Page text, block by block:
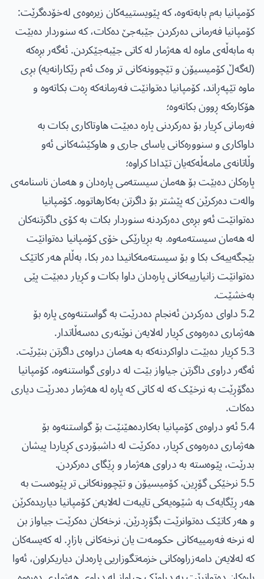
کۆمپانیا بەم بابەتەوە، کە پێویستییەکان زیرەوەی لەخۆدەگرێت:
کۆمپانیا فەرمانی دەرکردن جێبەجێ دەکات، کە سنوردار دەبێت
بە مابەڵەی ماوە لە هەژمار لە کاتی جێبەجێکردن. ئەگەر بڕەکە
(لەگەڵ کۆمیسیۆن و تێچوونەکانی تر وەک ئەم رێکارانەیە) بڕی
ماوە تێپەڕاند، کۆمپانیا دەتوانێت فەرمانەکە ڕەت بکاتەوە و
هۆکارەکە ڕوون بکاتەوە؛
فەرمانی کڕیار بۆ دەرکردنی پارە دەبێت هاوتاکاری بکات بە
داواکاری و سنوورەکانی یاسای جاری و هاوکێشەکانی ئەو
وڵاتانەی مامەڵەکەیان تێدادا کراوە؛
پارەکان دەبێت بۆ هەمان سیستەمی پارەدان و هەمان ناسنامەی
والەت دەرکرێن کە پێشتر بۆ داگرتن بەکارهاتووە. کۆمپانیا
دەتوانێت ئەو بڕەی دەرکردنە سنوردار بکات بە کۆی داگرتنەکان
لە هەمان سیستەمەوە. بە بڕیارێکی خۆی کۆمپانیا دەتوانێت
بێجگەییەک بکا و بۆ سیستەمەکانیدا دەر بکا، بەڵام هەر کاتێک
دەتوانێت زانیارییەکانی پارەدان داوا بکات و کڕیار دەبێت پێی
بەخشێت.
5.2 داوای دەرکردن ئەنجام دەدرێت بە گواستنەوەی پارە بۆ
هەژماری دەرەوەی کڕیار لەلایەن نوێنەری دەسەڵاتدار.
5.3 کڕیار دەبێت داواکردنەکە بە هەمان دراوەی داگرتن بنێرێت.
ئەگەر دراوی داگرتن جیاواز بێت لە دراوی گواستنەوە، کۆمپانیا
دەگۆڕێت بە نرخێک کە لە کاتی کە پارە لە هەژمار دەدرێت دیاری
دەکات.
5.4 ئەو دراوەی کۆمپانیا بەکاردەهێنێت بۆ گواستنەوە بۆ
هەژماری دەرەوەی کڕیار، دەکرێت لە داشبۆردی کڕیاردا پیشان
بدرێت، پێوەستە بە دراوی هەژمار و ڕێگای دەرکردن.
5.5 نرخێکی گۆڕین، کۆمیسیۆن و تێچوونەکانی تر پێوەست بە
هەر ڕێگایەک بە شێوەیەکی تایبەت لەلایەن کۆمپانیا دیاریدەکرێن
و هەر کاتێک دەتوانرێت بگۆڕدرێن. نرخەکان دەکرێت جیاواز بن
لە نرخە فەرمییەکانی حکومەت یان نرخەکانی بازاڕ. لە کەیسەکان
کە لەلایەن دامەزراوەکانی خزمەتگوزاریی پارەدان دیاریکراون، ئەوا